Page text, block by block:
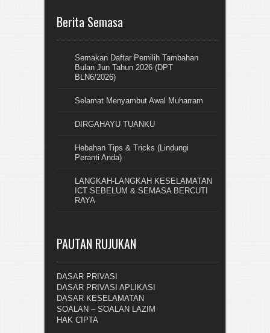
Berita Semasa
Semakan Daftar Pemilih Tambahan
Bulan Jun Tahun 2026 (DPT
BLN6/2026)
Selamat Menyambut Awal Muharram
DIRGAHAYU TUANKU
Hebahan Tips & Tricks (Lindungi
Peranti Anda)
LANGKAH-LANGKAH KESELAMATAN
ICT SEBELUM & SEMASA BERCUTI
RAYA
PAUTAN RUJUKAN
DASAR PRIVASI
DASAR PRIVASI APLIKASI
DASAR KESELAMATAN
SOALAN – SOALAN LAZIM
HAK CIPTA